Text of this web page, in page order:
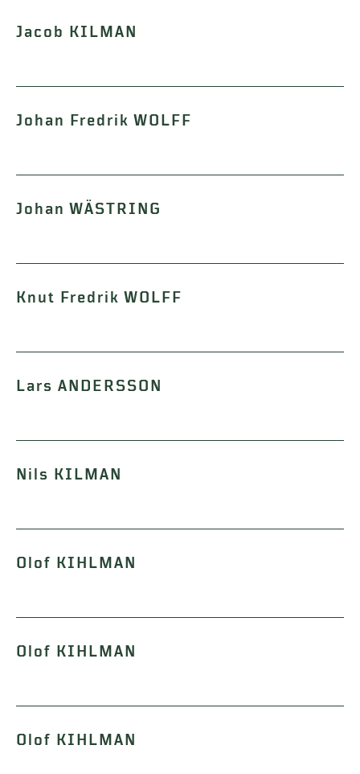
Jacob KILMAN
Johan Fredrik WOLFF
Johan WÄSTRING
Knut Fredrik WOLFF
Lars ANDERSSON
Nils KILMAN
Olof KIHLMAN
Olof KIHLMAN
Olof KIHLMAN